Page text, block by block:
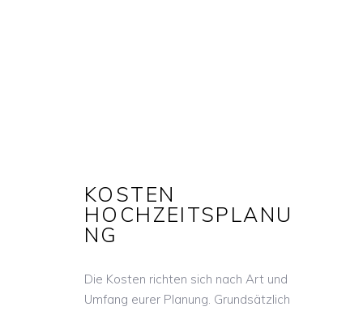
KOSTEN
HOCHZEITSPLANU
NG
Die Kosten richten sich nach Art und
Umfang eurer Planung. Grundsätzlich